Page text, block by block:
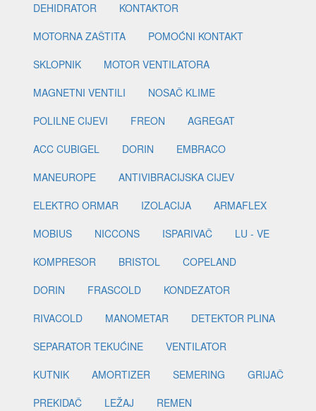
DEHIDRATOR
KONTAKTOR
MOTORNA ZAŠTITA
POMOĆNI KONTAKT
SKLOPNIK
MOTOR VENTILATORA
MAGNETNI VENTILI
NOSAČ KLIME
POLILNE CIJEVI
FREON
AGREGAT
ACC CUBIGEL
DORIN
EMBRACO
MANEUROPE
ANTIVIBRACIJSKA CIJEV
ELEKTRO ORMAR
IZOLACIJA
ARMAFLEX
MOBIUS
NICCONS ISPARIVAČ
LU - VE
KOMPRESOR
BRISTOL
COPELAND
DORIN
FRASCOLD
KONDEZATOR
RIVACOLD
MANOMETAR
DETEKTOR PLINA
SEPARATOR TEKUĆINE
VENTILATOR
KUTNIK
AMORTIZER SEMERING
GRIJAČ
PREKIDAČ
LEŽAJ
REMEN